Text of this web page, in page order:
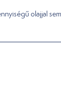
olajjal sem